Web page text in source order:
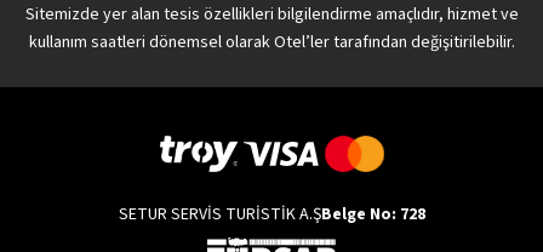
Sitemizde yer alan tesis özellikleri bilgilendirme amaçlıdır, hizmet ve
kullanım saatleri dönemsel olarak Otel’ler tarafından değişitirilebilir.
SETUR SERVİS TURİSTİK A.ŞBelge No: 728